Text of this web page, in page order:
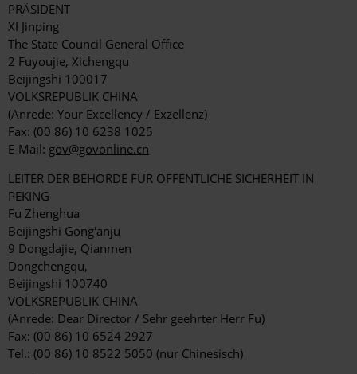
PRÄSIDENT
XI Jinping
The State Council General Office
2 Fuyoujie, Xichengqu
Beijingshi 100017
VOLKSREPUBLIK CHINA
(Anrede: Your Excellency / Exzellenz)
Fax: (00 86) 10 6238 1025
E-Mail: gov@govonline.cn
LEITER DER BEHÖRDE FÜR ÖFFENTLICHE SICHERHEIT IN
PEKING
Fu Zhenghua
Beijingshi Gong'anju
9 Dongdajie, Qianmen
Dongchengqu,
Beijingshi 100740
VOLKSREPUBLIK CHINA
(Anrede: Dear Director / Sehr geehrter Herr Fu)
Fax: (00 86) 10 6524 2927
Tel.: (00 86) 10 8522 5050 (nur Chinesisch)